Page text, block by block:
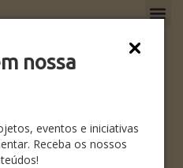
nossa
eventos e iniciativas
Receba os nossos